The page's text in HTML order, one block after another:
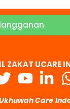
ZAKAT UCARE
Care